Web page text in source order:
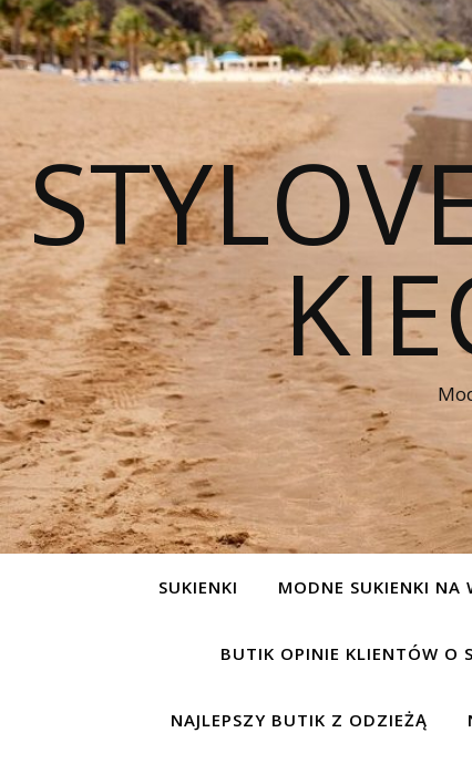
SUKIENKI MODNE SUKIENKI NA
BUTIK OPINIE KLIENTÓW O
NAJLEPSZY BUTIK Z ODZIEŻĄ